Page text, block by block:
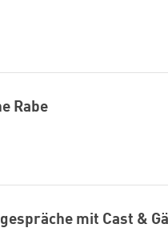
Rabe
mit Cast &